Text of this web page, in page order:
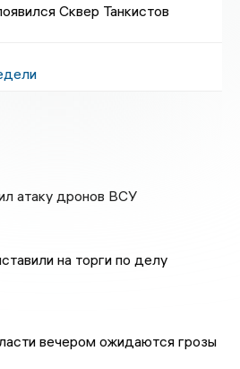
Сквер Танкистов
атаку дронов ВСУ
на торги по делу
вечером ожидаются грозы